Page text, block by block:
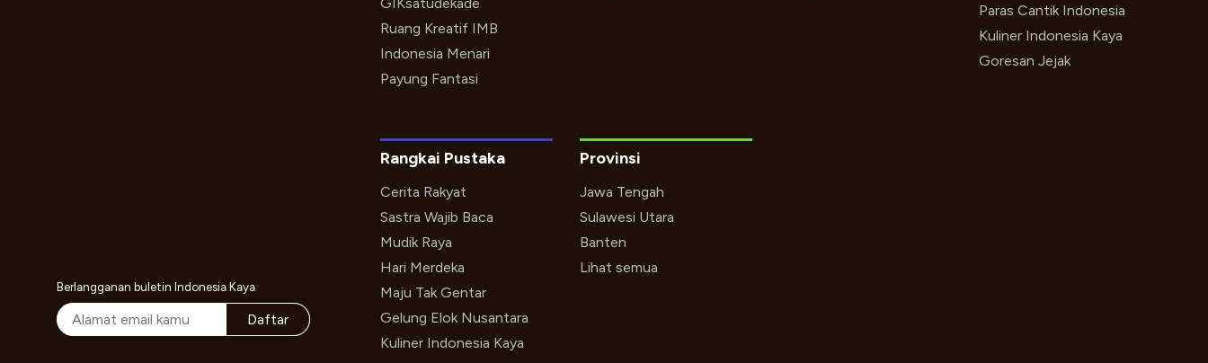
Ruang Kreatif IMB
Indonesia Menari
Payung Fantasi
Paras Cantik Indonesia
Kuliner Indonesia Kaya
Goresan Jejak
Rangkai Pustaka
Cerita Rakyat
Sastra Wajib Baca
Mudik Raya
Hari Merdeka
Maju Tak Gentar
Gelung Elok Nusantara
Kuliner Indonesia Kaya
Provinsi
Jawa Tengah
Sulawesi Utara
Banten
Lihat semua
Berlangganan buletin Indonesia Kaya
Daftar